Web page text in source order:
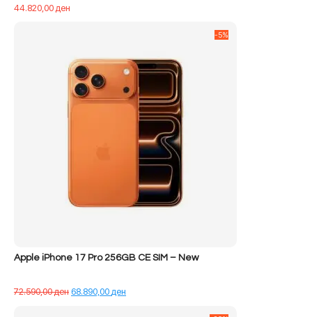
44.820,00ден
Apple iPhone 17 Pro 256GB CE SIM – New
72.590,00денÇmimi
68.890,00ден
-5%